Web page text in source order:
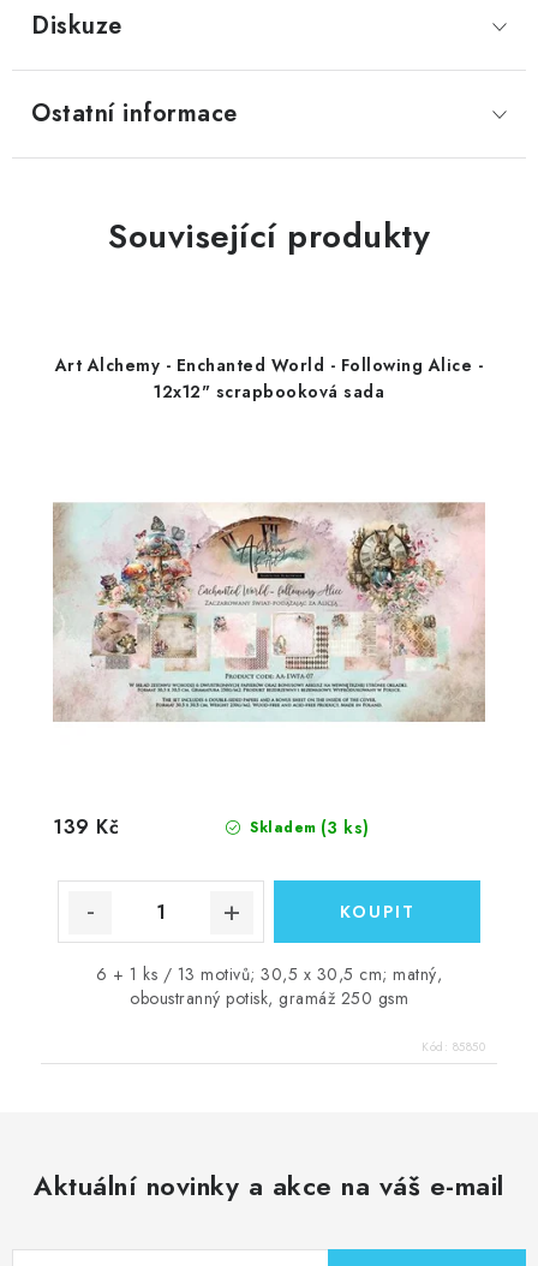
Diskuze
Ostatní informace
Související produkty
Art Alchemy - Enchanted World - Following Alice -
12x12" scrapbooková sada
Skladem (3 ks)
139 Kč
6 + 1 ks / 13 motivů; 30,5 x 30,5 cm; matný,
oboustranný potisk, gramáž 250 gsm
Kód: 85850
Aktuální novinky a akce na váš e-mail